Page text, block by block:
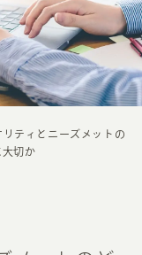
リティとニーズメットの
大切か